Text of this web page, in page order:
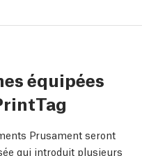
équipées
Prusament seront
qui introduit plusieurs